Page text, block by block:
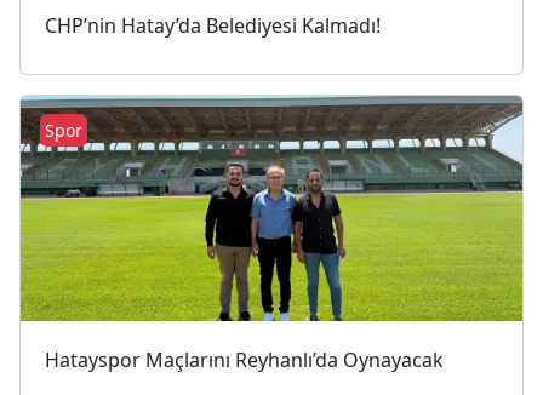
CHP’nin Hatay’da Belediyesi Kalmadı!
Hatayspor Maçlarını Reyhanlı’da Oynayacak
Spor